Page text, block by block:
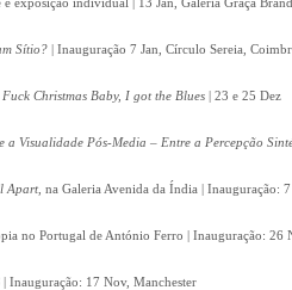
Sítio? | Inauguração 7 Jan, Círculo Sereia,
Fuck Christmas Baby, I got the Blues | 23 e 25 Dez
a Visualidade Pós-Media – Entre a Percepção
Apart , na Galeria Avenida da Índia | Inauguração:
no Portugal de António Ferro | Inauguração: 26
| Inauguração: 17 Nov, Manchester